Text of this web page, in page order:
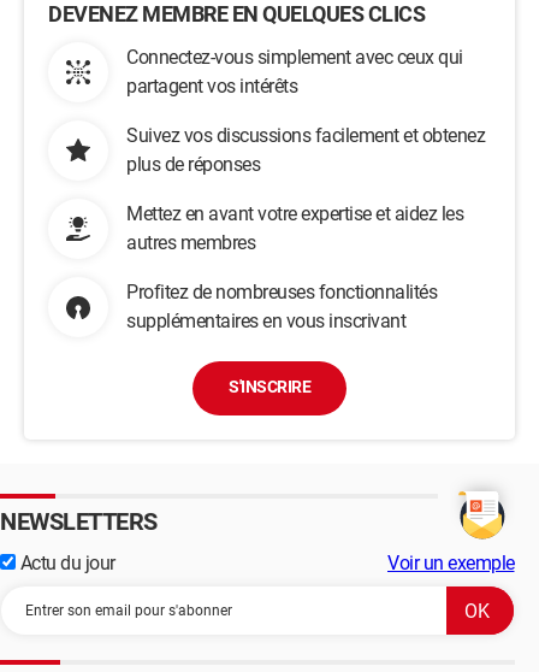
DEVENEZ MEMBRE EN QUELQUES CLICS
Connectez-vous simplement avec ceux qui
partagent vos intérêts
Suivez vos discussions facilement et obtenez
plus de réponses
Mettez en avant votre expertise et aidez les
autres membres
Profitez de nombreuses fonctionnalités
supplémentaires en vous inscrivant
S'INSCRIRE
NEWSLETTERS
Actu du jour Voir un exemple